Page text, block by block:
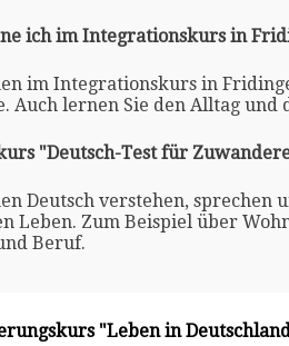
ich im Integrationskurs in
im Integrationskurs in
Auch lernen Sie den Alltag
"Deutsch-Test für
Deutsch verstehen, sprechen
Leben. Zum Beispiel über
Beruf.
"Leben in